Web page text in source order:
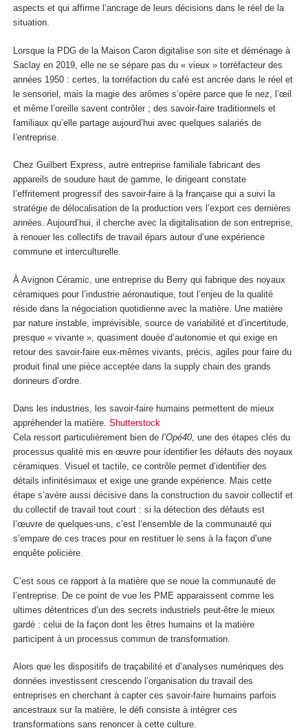
aspects et qui affirme l’ancrage de leurs décisions dans le réel de la
situation.
Lorsque la PDG de la Maison Caron digitalise son site et déménage à
Saclay en 2019, elle ne se sépare pas du « vieux » torréfacteur des
années 1950 : certes, la torréfaction du café est ancrée dans le réel et
le sensoriel, mais la magie des arômes s’opère parce que le nez, l’œil
et même l’oreille savent contrôler ; des savoir-faire traditionnels et
familiaux qu’elle partage aujourd’hui avec quelques salariés de
l’entreprise.
Chez Guilbert Express, autre entreprise familiale fabricant des
appareils de soudure haut de gamme, le dirigeant constate
l’effritement progressif des savoir-faire à la française qui a suivi la
stratégie de délocalisation de la production vers l’export ces dernières
années. Aujourd’hui, il cherche avec la digitalisation de son entreprise,
à renouer les collectifs de travail épars autour d’une expérience
commune et interculturelle.
À Avignon Céramic, une entreprise du Berry qui fabrique des noyaux
céramiques pour l’industrie aéronautique, tout l’enjeu de la qualité
réside dans la négociation quotidienne avec la matière. Une matière
par nature instable, imprévisible, source de variabilité et d’incertitude,
presque « vivante », quasiment douée d’autonomie et qui exige en
retour des savoir-faire eux-mêmes vivants, précis, agiles pour faire du
produit final une pièce acceptée dans la supply chain des grands
donneurs d’ordre.
Dans les industries, les savoir-faire humains permettent de mieux
appréhender la matière. Shutterstock
Cela ressort particulièrement bien de l’Opé40, une des étapes clés du
processus qualité mis en œuvre pour identifier les défauts des noyaux
céramiques. Visuel et tactile, ce contrôle permet d’identifier des
détails infinitésimaux et exige une grande expérience. Mais cette
étape s’avère aussi décisive dans la construction du savoir collectif et
du collectif de travail tout court : si la détection des défauts est
l’œuvre de quelques-uns, c’est l’ensemble de la communauté qui
s’empare de ces traces pour en restituer le sens à la façon d’une
enquête policière.
C’est sous ce rapport à la matière que se noue la communauté de
l’entreprise. De ce point de vue les PME apparaissent comme les
ultimes détentrices d’un des secrets industriels peut-être le mieux
gardé : celui de la façon dont les êtres humains et la matière
participent à un processus commun de transformation.
Alors que les dispositifs de traçabilité et d’analyses numériques des
données investissent crescendo l’organisation du travail des
entreprises en cherchant à capter ces savoir-faire humains parfois
ancestraux sur la matière, le défi consiste à intégrer ces
transformations sans renoncer à cette culture.